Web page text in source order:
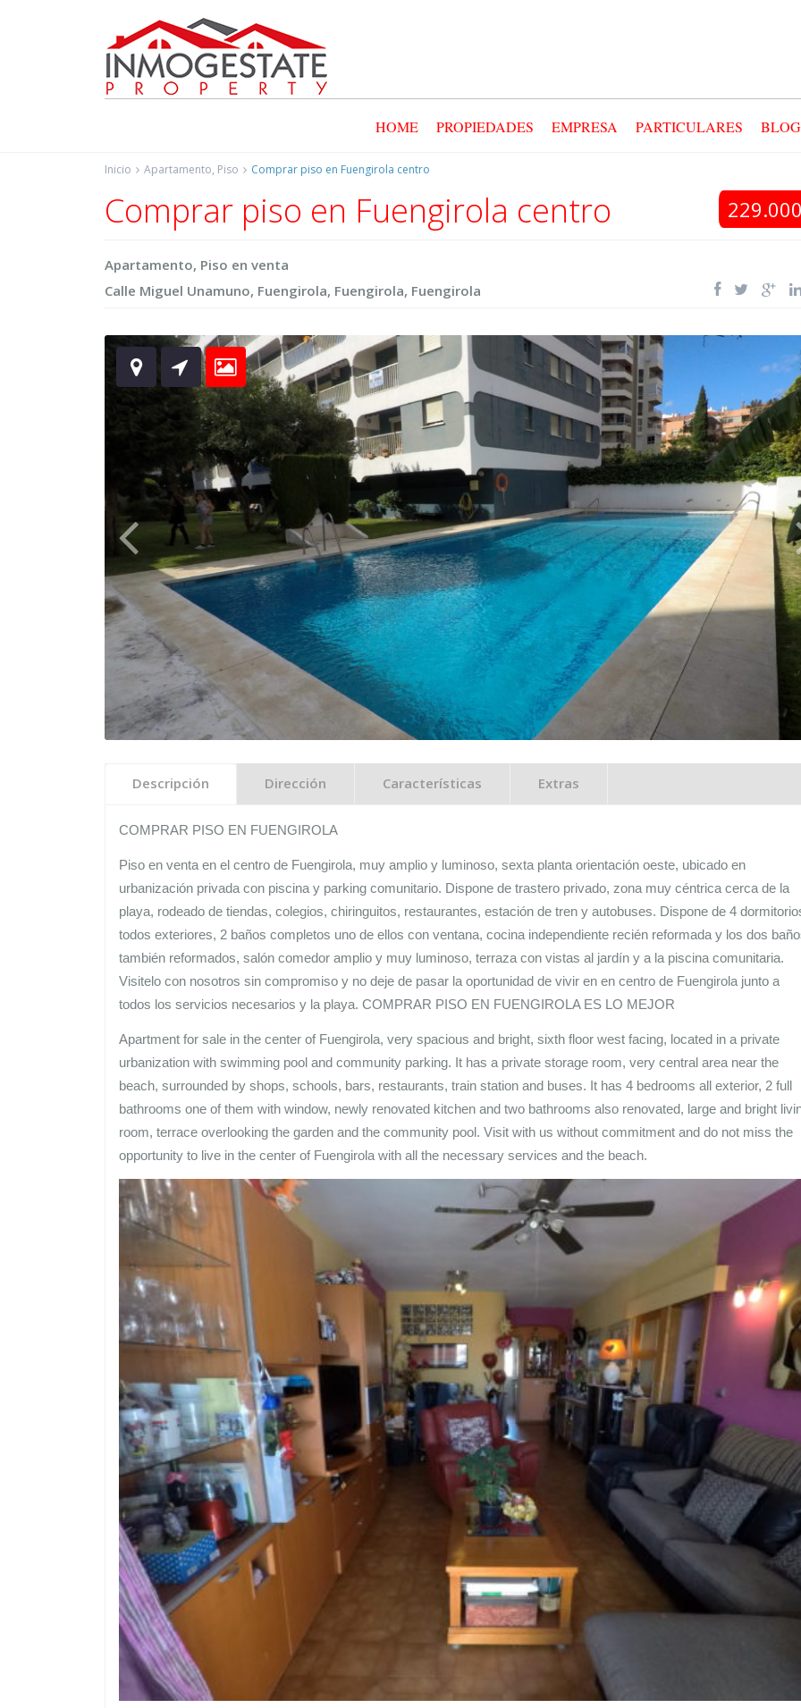
HOME PROPIEDADES EMPRESA PARTICULARES BLOG
Inicio Apartamento, Piso Comprar piso en Fuengirola centro
Comprar piso en Fuengirola centro
Apartamento, Piso en venta
Calle Miguel Unamuno, Fuengirola, Fuengirola, Fuengirola
Descripción Dirección Características Extras
COMPRAR PISO EN FUENGIROLA
Piso en venta en el centro de Fuengirola, muy amplio y luminoso, sexta planta orientación oeste, ubicado en
urbanización privada con piscina y parking comunitario. Dispone de trastero privado, zona muy céntrica cerca de la
playa, rodeado de tiendas, colegios, chiringuitos, restaurantes, estación de tren y autobuses. Dispone de 4
todos exteriores, 2 baños completos uno de ellos con ventana, cocina independiente recién reformada y los dos
también reformados, salón comedor amplio y muy luminoso, terraza con vistas al jardín y a la piscina comunitaria.
Visitelo con nosotros sin compromiso y no deje de pasar la oportunidad de vivir en en centro de Fuengirola junto a
todos los servicios necesarios y la playa. COMPRAR PISO EN FUENGIROLA ES LO MEJOR
Apartment for sale in the center of Fuengirola, very spacious and bright, sixth floor west facing, located in a private
urbanization with swimming pool and community parking. It has a private storage room, very central area near the
beach, surrounded by shops, schools, bars, restaurants, train station and buses. It has 4 bedrooms all exterior, 2 full
bathrooms one of them with window, newly renovated kitchen and two bathrooms also renovated, large and bright
room, terrace overlooking the garden and the community pool. Visit with us without commitment and do not miss the
opportunity to live in the center of Fuengirola with all the necessary services and the beach.